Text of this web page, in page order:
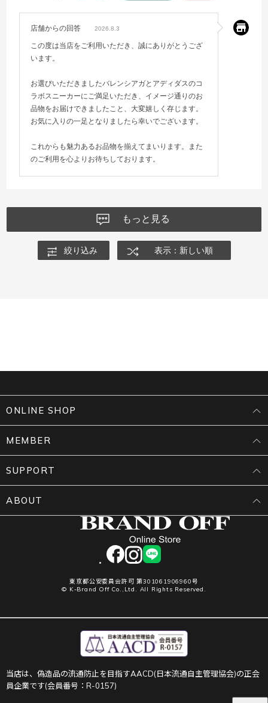
店舗からの回答 2026.8.3
この度は当店をご利用いただき、誠にありがとうござ
います。
お選びいただきましたバレンシアガとアディダスのコ
ラボスニーカーにご満足いただき、イメージ通りのお
品物をお届けできましたこと、大変嬉しく存じます。
お気に入りの一足となりましたら幸いでございます。
これからも魅力あるお品物を揃えてまいります。また
のご利用を心よりお待ちしております。
もっと見る
絞り込み 表示：新しい順
facebookinstagram
LINE
東京都公安委員会許可 第301061906960号
© K-Brand Off Co.,Ltd. All Rights Reserved.
ONLINE SHOP
MEMBER
SUPPORT
ABOUT
当店は、偽造品の流通防止を目指すAACD(日本流通自主管理協会)の正会
員企業です(会員番号：R-0157)